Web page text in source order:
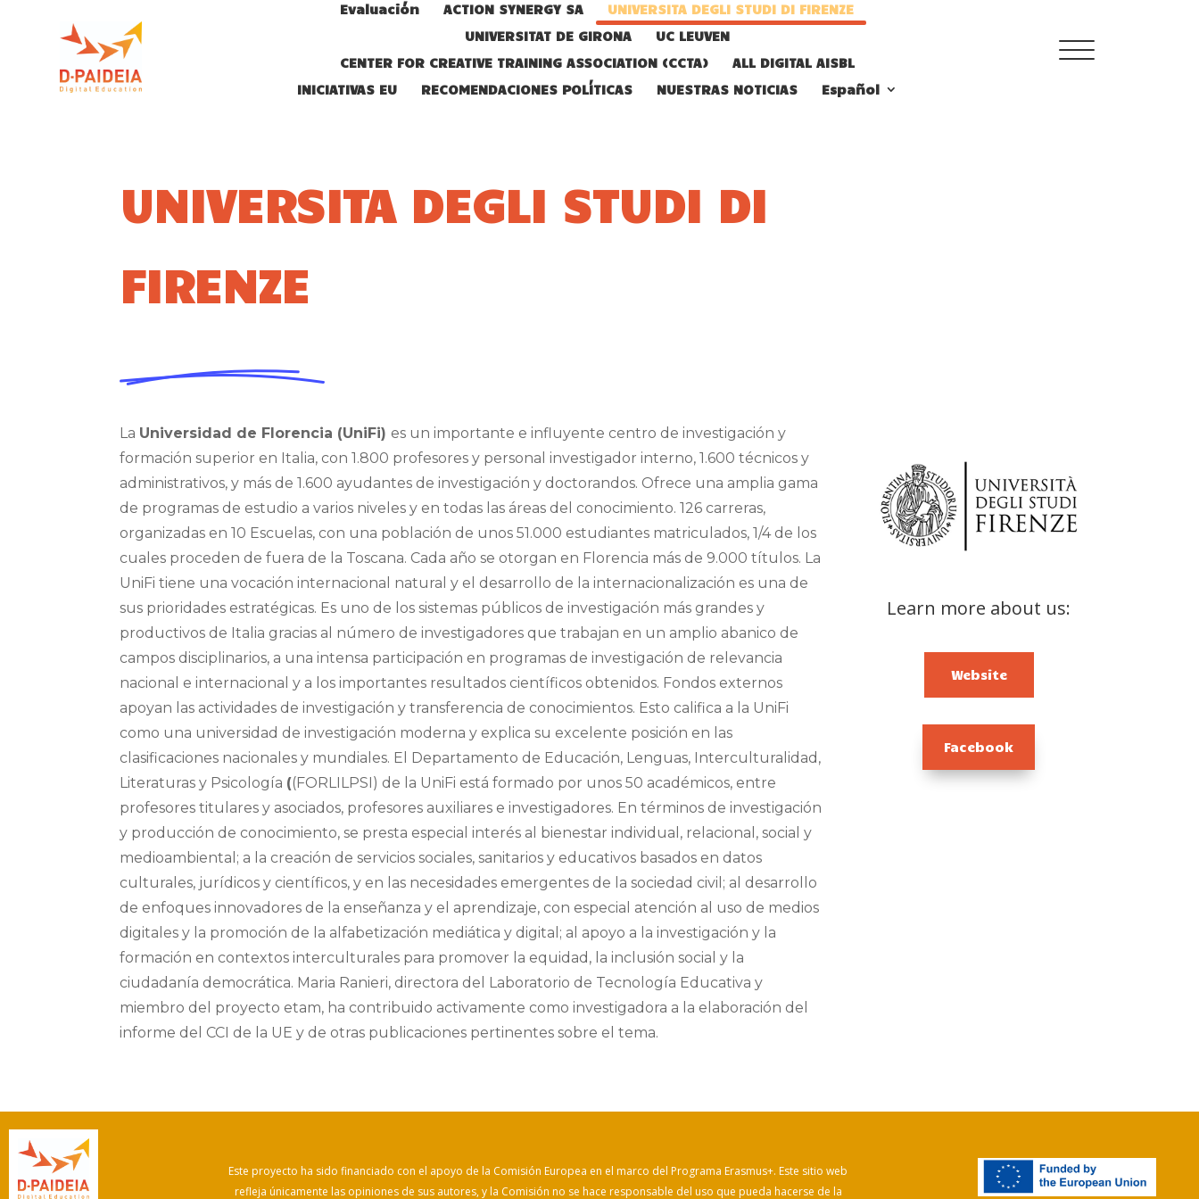
Evaluación ACTION SYNERGY SA
UNIVERSITA DEGLI STUDI DI FIRENZE
UNIVERSITAT DE GIRONA
UC LEUVEN
CENTER FOR CREATIVE TRAINING ASSOCIATION (CCTA)
ALL DIGITAL AISBL
INICIATIVAS EU
RECOMENDACIONES POLÍTICAS NUESTRAS NOTICIAS Español
GUIDE FOR SCHOOL
LEADERS
UNIVERSITA DEGLI STUDI DI
FIRENZE
La Universidad de Florencia (UniFi) es un importante e influyente centro de investigación y
formación superior en Italia, con 1.800 profesores y personal investigador interno, 1.600 técnicos y
administrativos, y más de 1.600 ayudantes de investigación y doctorandos. Ofrece una amplia gama
de programas de estudio a varios niveles y en todas las áreas del conocimiento. 126 carreras,
organizadas en 10 Escuelas, con una población de unos 51.000 estudiantes matriculados, 1/4 de los
cuales proceden de fuera de la Toscana. Cada año se otorgan en Florencia más de 9.000 títulos. La
UniFi tiene una vocación internacional natural y el desarrollo de la internacionalización es una de
sus prioridades estratégicas. Es uno de los sistemas públicos de investigación más grandes y
productivos de Italia gracias al número de investigadores que trabajan en un amplio abanico de
campos disciplinarios, a una intensa participación en programas de investigación de relevancia
nacional e internacional y a los importantes resultados científicos obtenidos. Fondos externos
apoyan las actividades de investigación y transferencia de conocimientos. Esto califica a la UniFi
como una universidad de investigación moderna y explica su excelente posición en las
clasificaciones nacionales y mundiales. El Departamento de Educación, Lenguas, Interculturalidad,
Literaturas y Psicología ((FORLILPSI) de la UniFi está formado por unos 50 académicos, entre
profesores titulares y asociados, profesores auxiliares e investigadores. En términos de investigación
y producción de conocimiento, se presta especial interés al bienestar individual, relacional, social y
medioambiental; a la creación de servicios sociales, sanitarios y educativos basados en datos
culturales, jurídicos y científicos, y en las necesidades emergentes de la sociedad civil; al desarrollo
de enfoques innovadores de la enseñanza y el aprendizaje, con especial atención al uso de medios
digitales y la promoción de la alfabetización mediática y digital; al apoyo a la investigación y la
formación en contextos interculturales para promover la equidad, la inclusión social y la
ciudadanía democrática. Maria Ranieri, directora del Laboratorio de Tecnología Educativa y
miembro del proyecto etam, ha contribuido activamente como investigadora a la elaboración del
informe del CCI de la UE y de otras publicaciones pertinentes sobre el tema.
Learn more about us:
Website
Facebook
Este proyecto ha sido financiado con el apoyo de la Comisión Europea en el marco del Programa Erasmus+. Este sitio web
refleja únicamente las opiniones de sus autores, y la Comisión no se hace responsable del uso que pueda hacerse de la